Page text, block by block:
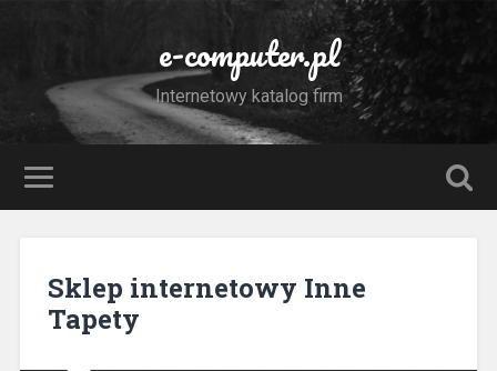
e-computer.pl
Internetowy katalog firm
Sklep internetowy Inne
Tapety